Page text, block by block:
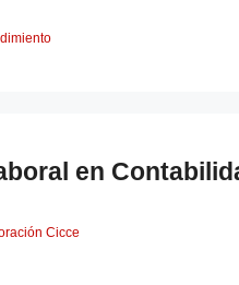
en
Cicce